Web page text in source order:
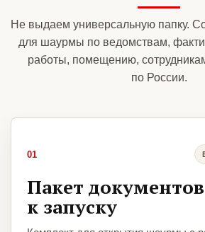
Не выдаем универсальную папку.
для шаурмы по ведомствам,
работы, помещению,
по России.
01
Пакет документов
к запуску